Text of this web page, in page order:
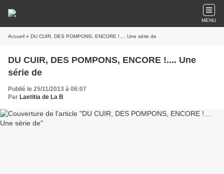
MENU
Accueil » DU CUIR, DES POMPONS, ENCORE !.... Une série de
DU CUIR, DES POMPONS, ENCORE !.... Une
série de
Publié le 25/11/2013 à 06:07
Par Laetitia de La B